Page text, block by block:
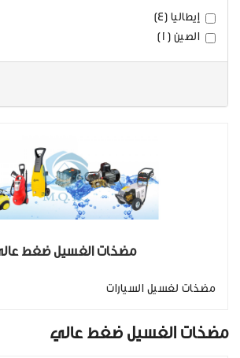
إيطاليا (4)
الصين (1)
مضخات الغسيل ضغط
مضخات لغسيل السيارات
مضخات الغسيل ضغط عالي